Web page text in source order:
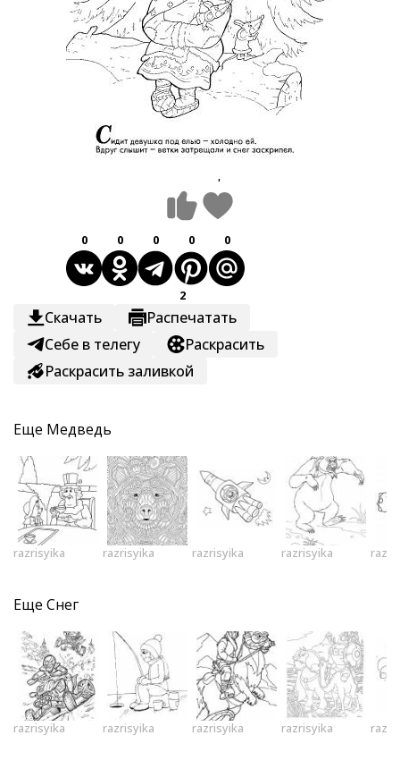
1
0 0 0 0 0
Скачать
2
Распечатать
Себе в телегу
Раскрасить
Раскрасить заливкой
Еще Медведь
razrisyika razrisyika razrisyika razrisyika
Еще Снег
razrisyika razrisyika razrisyika razrisyika